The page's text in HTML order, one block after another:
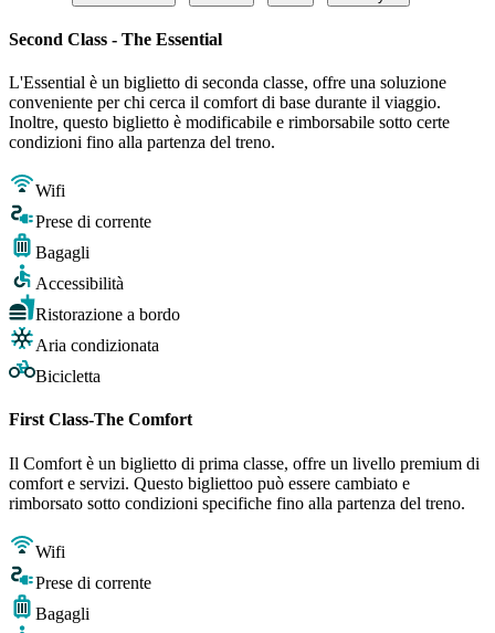
Second Class - The Essential
L'Essential è un biglietto di seconda classe, offre una soluzione
conveniente per chi cerca il comfort di base durante il viaggio.
Inoltre, questo biglietto è modificabile e rimborsabile sotto certe
condizioni fino alla partenza del treno.
Wifi
Prese di corrente
Bagagli
Accessibilità
Ristorazione a bordo
Aria condizionata
Bicicletta
First Class-The Comfort
Il Comfort è un biglietto di prima classe, offre un livello premium di
comfort e servizi. Questo bigliettoo può essere cambiato e
rimborsato sotto condizioni specifiche fino alla partenza del treno.
Wifi
Prese di corrente
Bagagli